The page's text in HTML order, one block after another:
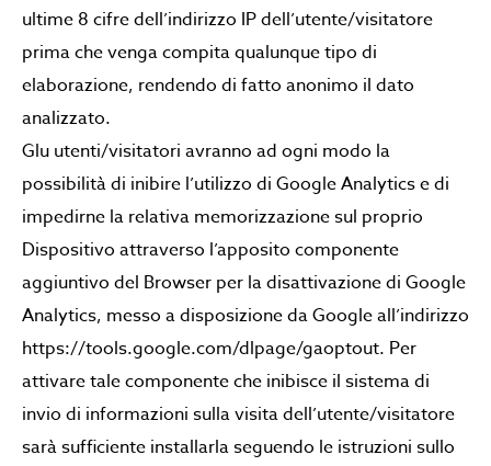
ultime 8 cifre dell’indirizzo IP dell’utente/visitatore
prima che venga compita qualunque tipo di
elaborazione, rendendo di fatto anonimo il dato
analizzato.
Glu utenti/visitatori avranno ad ogni modo la
possibilità di inibire l’utilizzo di Google Analytics e di
impedirne la relativa memorizzazione sul proprio
Dispositivo attraverso l’apposito componente
aggiuntivo del Browser per la disattivazione di Google
Analytics, messo a disposizione da Google all’indirizzo
https://tools.google.com/dlpage/gaoptout. Per
attivare tale componente che inibisce il sistema di
invio di informazioni sulla visita dell’utente/visitatore
sarà sufficiente installarla seguendo le istruzioni sullo